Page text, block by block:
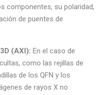
componentes, su polaridad,
de puentes de
(AXI): En el caso de
como las rejillas de
de los QFN y los
de rayos X no